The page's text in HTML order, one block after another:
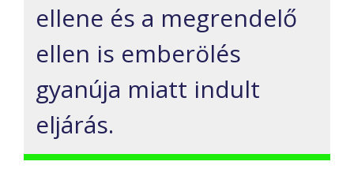
ellene és a megrendelő
ellen is emberölés
gyanúja miatt indult
eljárás.